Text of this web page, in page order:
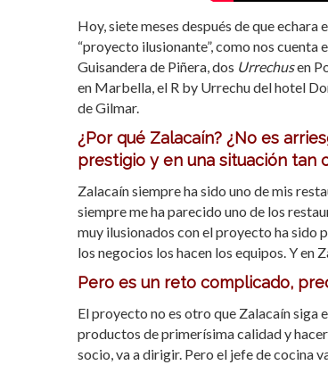
Hoy, siete meses después de que
“proyecto ilusionante”, como nos
Guisandera de Piñera, dos Urrechusen
en Marbella, el R by Urrechu del hotel
de Gilmar.
¿Por qué Zalacaín? ¿No es
prestigio y en una situación tan
Zalacaín siempre ha sido uno de mis
siempre me ha parecido uno de los
muy ilusionados con el proyecto ha sido
los negocios los hacen los equipos. Y en
Pero es un reto complicado,
El proyecto no es otro que Zalacaín siga
productos de primerísima calidad y
socio, va a dirigir. Pero el jefe de cocina